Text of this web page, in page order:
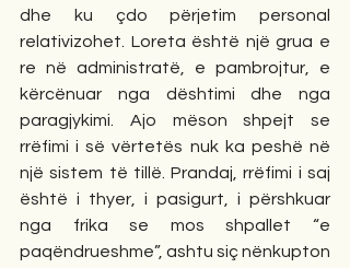
dhe ku çdo përjetim personal
relativizohet. Loreta është një grua e
re në administratë, e pambrojtur, e
kërcënuar nga dështimi dhe nga
paragjykimi. Ajo mëson shpejt se
rrëfimi i së vërtetës nuk ka peshë në
një sistem të tillë. Prandaj, rrëfimi i saj
është i thyer, i pasigurt, i përshkuar
nga frika se mos shpallet “e
paqëndrueshme”, ashtu siç nënkupton